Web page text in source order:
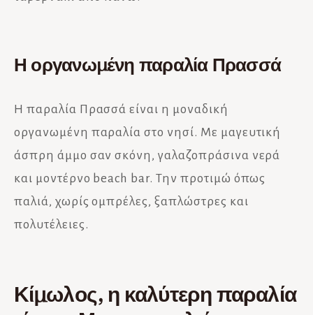
Η οργανωμένη παραλία Πρασσά
Η παραλία Πρασσά είναι η μοναδική
οργανωμένη παραλία στο νησί. Με μαγευτική
άσπρη άμμο σαν σκόνη, γαλαζοπράσινα νερά
και μοντέρνο beach bar. Την προτιμώ όπως
παλιά, χωρίς ομπρέλες, ξαπλώστρες και
πολυτέλειες.
Κίμωλος, η καλύτερη παραλία